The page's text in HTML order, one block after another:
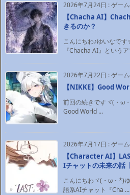
2026年7月24日 :ゲー
【Chacha AI】
きるのか？
こんにちわ♪ゆいなで
『Chacha AI』という
2026年7月22日 :ゲー
【NIKKE】Good
前回の続きですヾ(・ω
Good World ...
2026年7月17日 :ゲー
【Character AI】
Iチャットの未来の話
こんにちわヾ(・ω・*)
語系AIチャット『Cha ...